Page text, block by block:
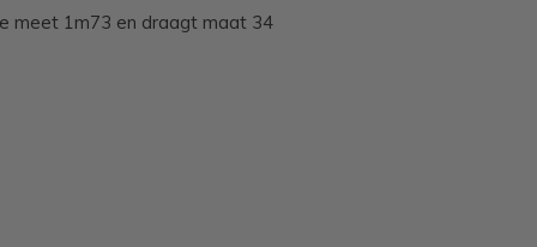
meet 1m73 en draagt maat 34